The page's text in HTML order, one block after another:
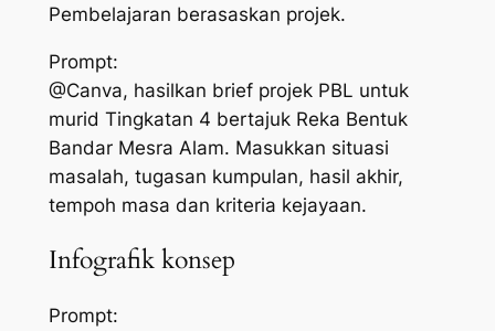
Pembelajaran berasaskan projek.
Prompt:
@Canva, hasilkan brief projek PBL untuk
murid Tingkatan 4 bertajuk Reka Bentuk
Bandar Mesra Alam. Masukkan situasi
masalah, tugasan kumpulan, hasil akhir,
tempoh masa dan kriteria kejayaan.
Infografik konsep
Prompt: